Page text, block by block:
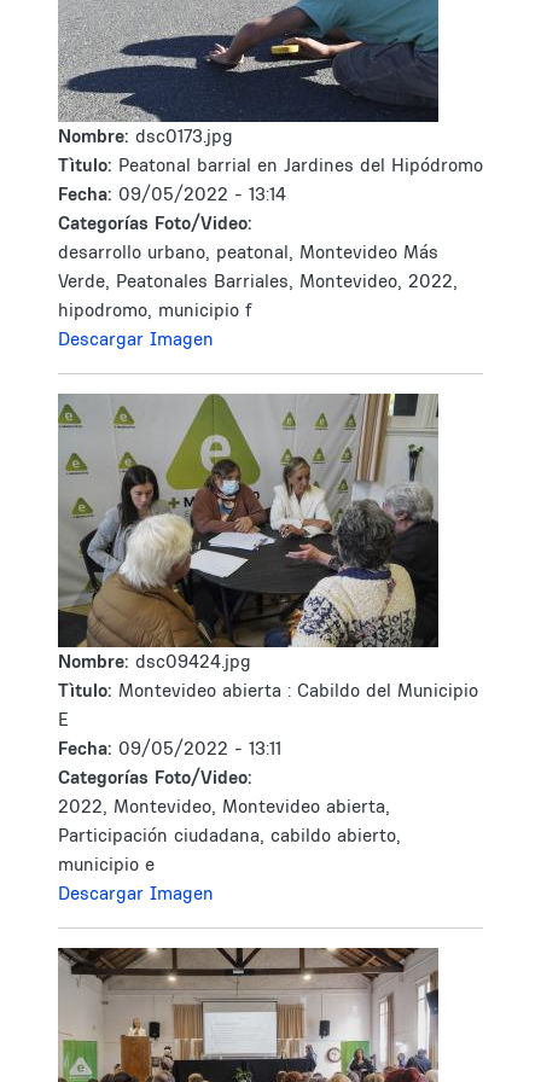
Nombre: dsc0173.jpg
Tìtulo: Peatonal barrial en Jardines del Hipódromo
Fecha: 09/05/2022 - 13:14
Categorías Foto/Video:
desarrollo urbano, peatonal, Montevideo Más
Verde, Peatonales Barriales, Montevideo, 2022,
hipodromo, municipio f
Descargar Imagen
Nombre: dsc09424.jpg
Tìtulo: Montevideo abierta : Cabildo del Municipio
E
Fecha: 09/05/2022 - 13:11
Categorías Foto/Video:
2022, Montevideo, Montevideo abierta,
Participación ciudadana, cabildo abierto,
municipio e
Descargar Imagen